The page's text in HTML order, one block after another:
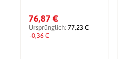
76,87 €
Ursprünglich: 77,23 €
-0,36 €